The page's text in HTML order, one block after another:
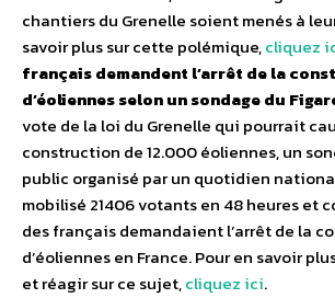
chantiers du Grenelle soient menés à
savoir plus sur cette polémique,cliquez
français demandent l’arrêt de la
d’éoliennes selon un sondage du
vote de la loi du Grenelle qui pourrait
construction de 12.000 éoliennes, un
public organisé par un quotidien
mobilisé 21406 votants en 48 heures et
des français demandaient l’arrêt de la
d’éoliennes en France. Pour en savoir
et réagir sur ce sujet,cliquez ici.